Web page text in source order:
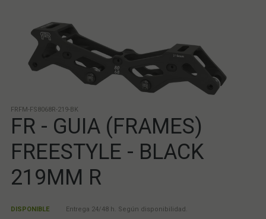
FRFM-FS8068R-219-BK
FR - GUIA (FRAMES)
FREESTYLE - BLACK
219MM R
DISPONIBLE Entrega 24/48 h. Según disponibilidad.